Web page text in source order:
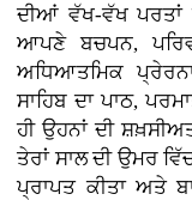
ਦੀਆਂ ਵੱਖ-ਵੱਖ ਪਰਤਾਂ
ਆਪਣੇ ਬਚਪਨ,
ਅਧਿਆਤਮਿਕ
ਸਾਹਿਬ ਦਾ ਪਾਠ,
ਹੀ ਉਹਨਾਂ ਦੀ
ਤੇਰਾਂ ਸਾਲ ਦੀ ਉਮਰ
ਪ੍ਰਾਪਤ ਕੀਤਾ ਅਤੇ